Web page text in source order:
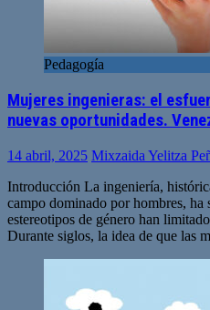
Pedagogía
Mujeres ingenieras: el
nuevas oportunidades.
14 abril, 2025 Mixzaida Yelitza
Introducción La ingeniería,
campo dominado por hombres, ha
estereotipos de género han
Durante siglos, la idea de que las